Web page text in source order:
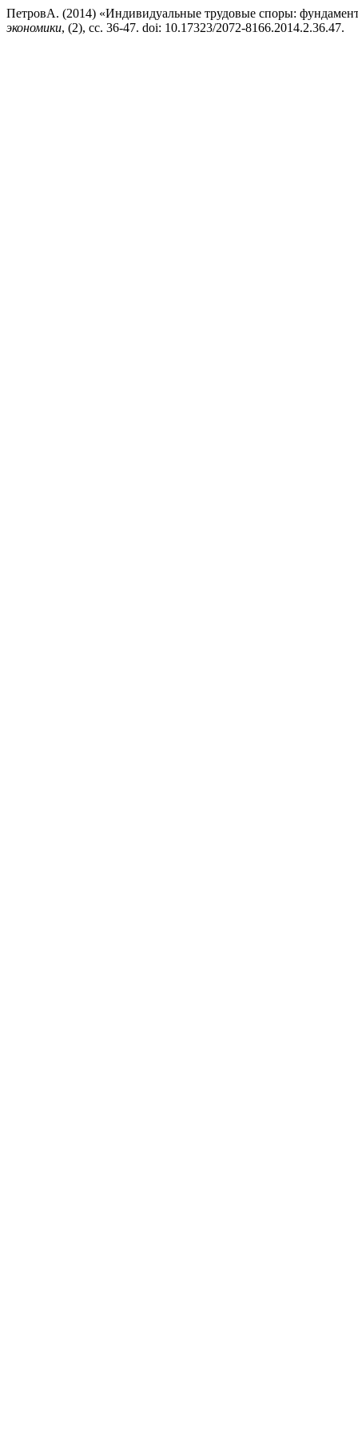
ПетровА. (2014) «Индивидуальные трудовые споры:
экономики, (2), сс. 36-47. doi: 10.17323/2072-8166.2014.2.36.47.